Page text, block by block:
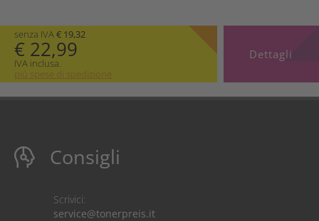
senza IVA€ 19,32
€ 22,99
IVA inclusa.
più spese di spedizione
Dettagli
Consigli
Scrivici:
service@tonerpreis.it